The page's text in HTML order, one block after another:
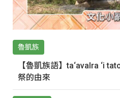
魯凱族
【魯凱族語】ta‘avalra ‘i
祭的由來